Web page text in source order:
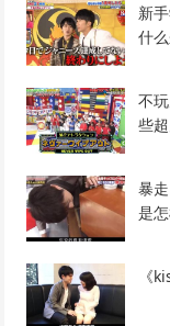
新
什
不
些
暴
是
《